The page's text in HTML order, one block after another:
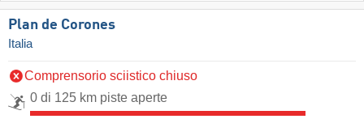
Plan de Corones
Italia
Comprensorio sciistico chiuso
0 di 125 km piste aperte